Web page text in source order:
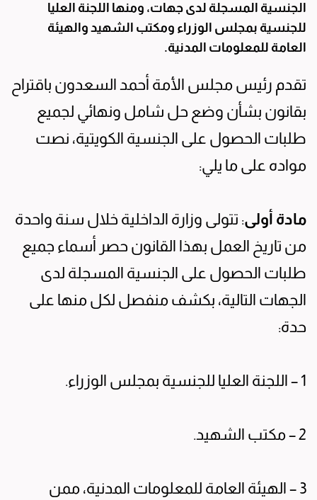
الجنسية المسجلة لدى جهات، ومنها اللجنة العليا
للجنسية بمجلس الوزراء ومكتب الشهيد والهيئة
العامة للمعلومات المدنية.
تقدم رئيس مجلس الأمة أحمد السعدون باقتراح
بقانون بشأن وضع حل شامل ونهائي لجميع
طلبات الحصول على الجنسية الكويتية، نصت
مواده على ما يلي:
مادة أولى: تتولى وزارة الداخلية خلال سنة واحدة
من تاريخ العمل بهذا القانون حصر أسماء جميع
طلبات الحصول على الجنسية المسجلة لدى
الجهات التالية، بكشف منفصل لكل منها على
حدة:
1 – اللجنة العليا للجنسية بمجلس الوزراء.
2 – مكتب الشهيد.
3 – الهيئة العامة للمعلومات المدنية، ممن